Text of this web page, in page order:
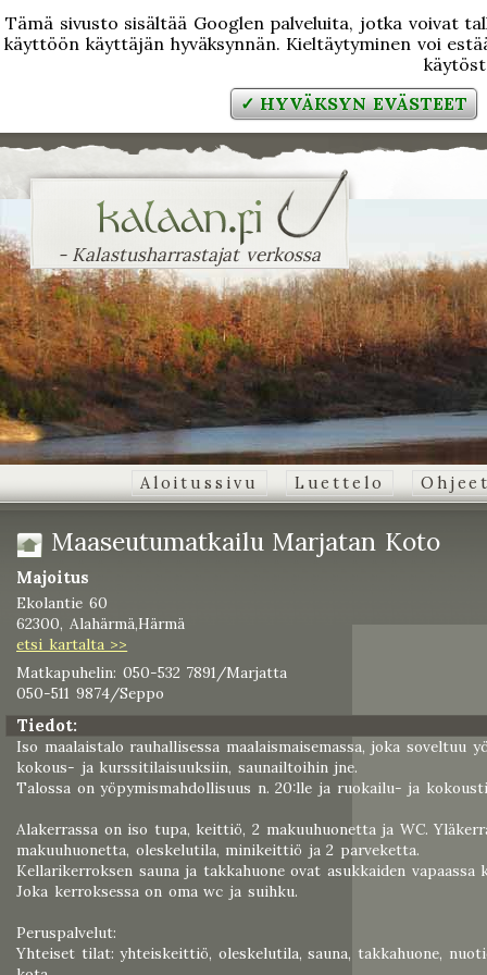
Tämä sivusto sisältää Googlen palveluita, jotka voivat
käyttöön käyttäjän hyväksynnän. Kieltäytyminen voi
✓ HYVÄKSYN EVÄSTEET
- Kalastusharrastajat verkossa
Aloitussivu Luettelo
Maaseutumatkailu Marjatan Koto
Majoitus
Ekolantie 60
62300, Alahärmä,Härmä
etsi kartalta >>
Matkapuhelin: 050-532 7891/Marjatta
050-511 9874/Seppo
Tiedot:
Iso maalaistalo rauhallisessa maalaismaisemassa, joka soveltuu
kokous- ja kurssitilaisuuksiin, saunailtoihin jne.
Talossa on yöpymismahdollisuus n. 20:lle ja ruokailu- ja
Alakerrassa on iso tupa, keittiö, 2 makuuhuonetta ja WC.
makuuhuonetta, oleskelutila, minikeittiö ja 2 parveketta.
Kellarikerroksen sauna ja takkahuone ovat asukkaiden vapaassa
Joka kerroksessa on oma wc ja suihku.
Peruspalvelut:
Yhteiset tilat: yhteiskeittiö, oleskelutila, sauna, takkahuone,